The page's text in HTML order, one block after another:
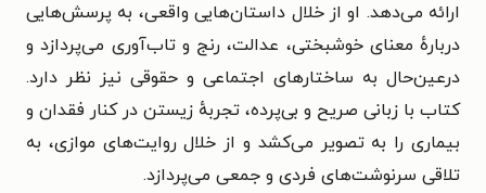
ارائه می‌دهد. او از خلال داستان‌هایی واقعی، به پرسش‌هایی
دربارهٔ معنای خوشبختی، عدالت، رنج و تاب‌آوری می‌پردازد و
درعین‌حال به ساختارهای اجتماعی و حقوقی نیز نظر دارد.
کتاب با زبانی صریح و بی‌پرده، تجربهٔ زیستن در کنار فقدان و
بیماری را به تصویر می‌کشد و از خلال روایت‌های موازی، به
تلاقی سرنوشت‌های فردی و جمعی می‌پردازد.